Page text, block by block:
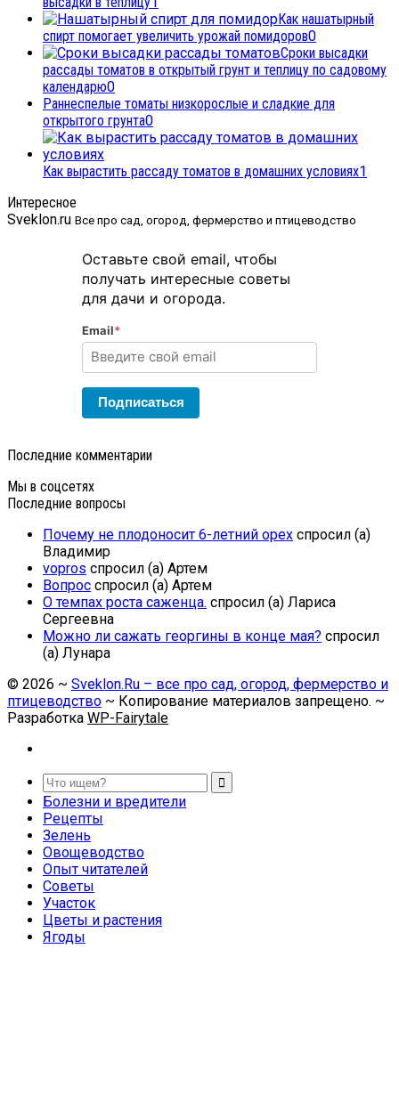
Как нашатырный
спирт помогает увеличить урожай помидоров0
Сроки высадки
рассады томатов в открытый грунт и теплицу по садовому
календарю0
Раннеспелые томаты низкорослые и сладкие для
открытого грунта0
Как вырастить рассаду томатов в домашних условиях1
Интересное
Sveklon.ru Все про сад, огород, фермерство и птицеводство
Оставьте свой email, чтобы
получать интересные советы
для дачи и огорода.
Email*
Подписаться
Последние комментарии
Мы в соцсетях
Последние вопросы
Почему не плодоносит 6-летний орех спросил (а)
Владимир
vopros спросил (а) Артем
Вопрос спросил (а) Артем
О темпах роста саженца. спросил (а) Лариса
Сергеевна
Можно ли сажать георгины в конце мая? спросил
(а) Лунара
© 2026 ~ Sveklon.Ru – все про сад, огород, фермерство и
птицеводство ~ Копирование материалов запрещено. ~
Разработка WP-Fairytale
Болезни и вредители
Рецепты
Зелень
Овощеводство
Опыт читателей
Советы
Участок
Цветы и растения
Ягоды